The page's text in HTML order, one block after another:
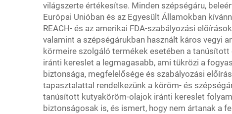
világszerte értékesítse. Minden szépségáru,
Európai Unióban és az Egyesült Államokban
REACH- és az amerikai FDA-szabályozási
valamint a szépségárukban használt káros vegyi
körmeire szolgáló termékek esetében a
iránti kereslet a legmagasabb, ami tükrözi a
biztonsága, megfelelősége és szabályozási
tapasztalattal rendelkezünk a köröm- és
tanúsított kutyaköröm-olajok iránti kereslet
biztonságosak is, és ismert, hogy nem ártanak a